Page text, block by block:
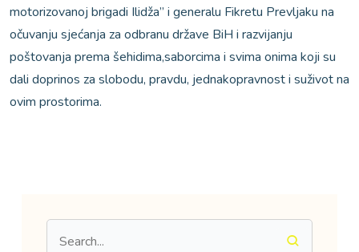
motorizovanoj brigadi Ilidža” i generalu Fikretu Prevljaku na
očuvanju sjećanja za odbranu države BiH i razvijanju
poštovanja prema šehidima,saborcima i svima onima koji su
dali doprinos za slobodu, pravdu, jednakopravnost i suživot na
ovim prostorima.